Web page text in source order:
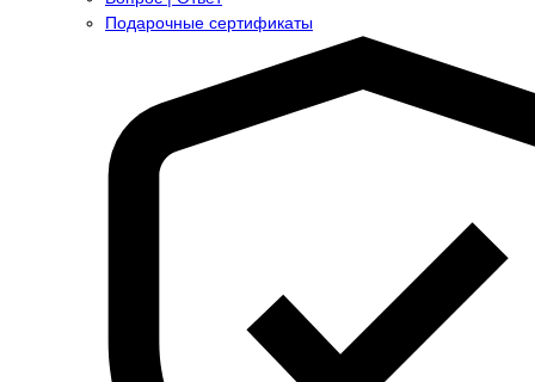
Подарочные сертификаты